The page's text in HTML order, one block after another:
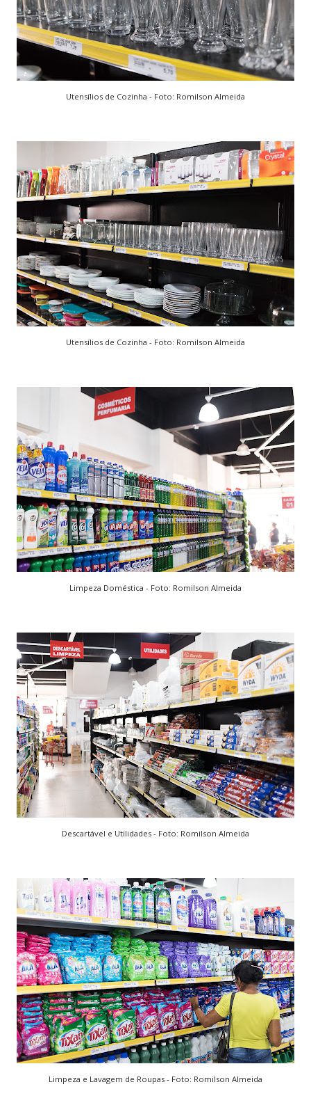
Utensílios de Cozinha - Foto: Romilson Almeida
Utensílios de Cozinha - Foto: Romilson Almeida
Limpeza Doméstica - Foto: Romilson Almeida
Descartável e Utilidades - Foto: Romilson Almeida
Limpeza e Lavagem de Roupas - Foto: Romilson Almeida